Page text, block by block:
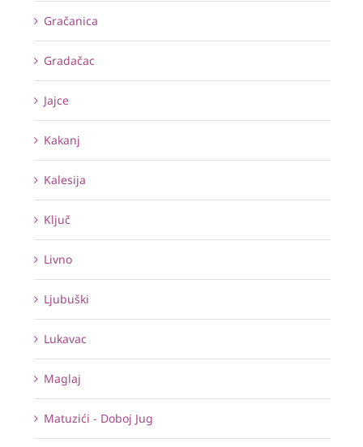
Gračanica
Gradačac
Jajce
Kakanj
Kalesija
Ključ
Livno
Ljubuški
Lukavac
Maglaj
Matuzići - Doboj Jug